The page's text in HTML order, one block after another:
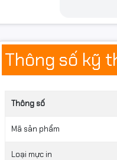
Thông số kỹ
Thông số
Mã sản phẩm
Loại mực in